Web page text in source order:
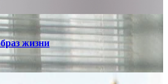
жизни